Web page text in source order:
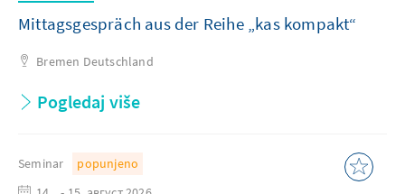
Mittagsgespräch aus der Reihe „kas kompakt“
Bremen Deutschland
Pogledaj više
Seminar
popunjeno